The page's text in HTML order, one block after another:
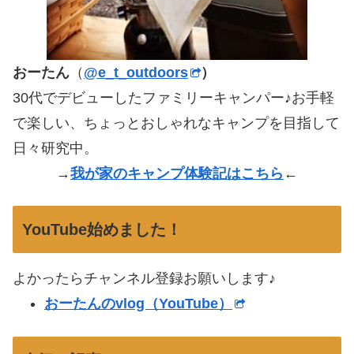
おーたん （ @e_t_outdoors
）
30代でデビューしたファミリーキャンパー♪お手軽
で楽しい、ちょっとおしゃれなキャンプを目指して
日々研究中。
→我が家のキャンプ体験記はこちら ←
YouTube始めました！
よかったらチャンネル登録お願いします♪
おーたんのvlog（YouTube）